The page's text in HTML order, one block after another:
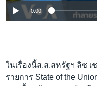
0:00
ในเรื่องนี้ส.ส.สหรัฐฯ ลิซ
รายการ State of the